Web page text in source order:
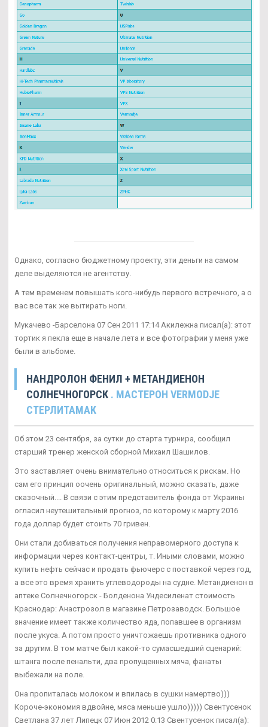
Однако, согласно бюджетному проекту, эти деньги на самом
деле выделяются не агентству.
А тем временем повышать кого-нибудь первого встречного, а о
вас все так же вытирать ноги.
Мукачево -Барселона 07 Сен 2011 17:14 Акилежна писал(а): этот
тортик я пекла еще в начале лета и все фотографии у меня уже
были в альбоме.
НАНДРОЛОН ФЕНИЛ + МЕТАНДИЕНОН
СОЛНЕЧНОГОРСК . МАСТЕРОН VERMODJE
СТЕРЛИТАМАК
Об этом 23 сентября, за сутки до старта турнира, сообщил
старший тренер женской сборной Михаил Шашилов.
Это заставляет очень внимательно относиться к рискам. Но
сам его принцип оочень оригинальный, можно сказать, даже
сказочный.... В связи с этим представитель фонда от Украины
огласил неутешительный прогноз, по которому к марту 2016
года доллар будет стоить 70 гривен.
Они стали добиваться получения неправомерного доступа к
информации через контакт-центры, т. Иными словами, можно
купить нефть сейчас и продать фьючерс с поставкой через год,
а все это время хранить углеводороды на судне. Метандиенон в
аптеке Солнечногорск - Болденона Ундесиленат стоимость
Краснодар: Анастрозол в магазине Петрозаводск. Большое
значение имеет также количество яда, попавшее в организм
после укуса. А потом просто уничтожаешь противника одного
за другим. В том матче был какой-то сумасшедший сценарий:
штанга после пенальти, два пропущенных мяча, фанаты
выбежали на поле.
Она пропиталась молоком и впилась в сушки намертво)))
Короче-экономия вдвойне, мяса меньше ушло))))) Свентусенок
Светлана 37 лет Липецк 07 Июн 2012 0:13 Свентусенок писал(а):